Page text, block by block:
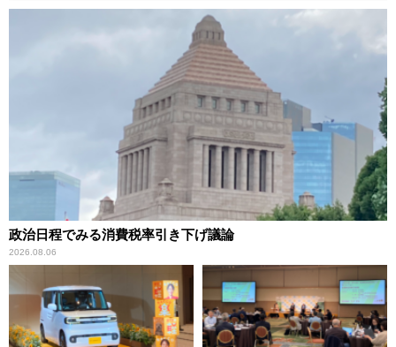
政治日程でみる消費税率引き下げ議論
2026.08.06